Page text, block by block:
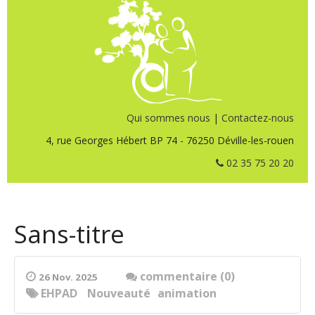
Qui sommes nous | Contactez-nous
4, rue Georges Hébert BP 74 - 76250 Déville-les-rouen
02 35 75 20 20
Sans-titre
26 Nov. 2025
commentaire (0)
animation
EHPAD Nouveauté